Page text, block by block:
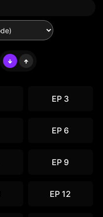
EP 3
EP 6
EP 9
EP 12